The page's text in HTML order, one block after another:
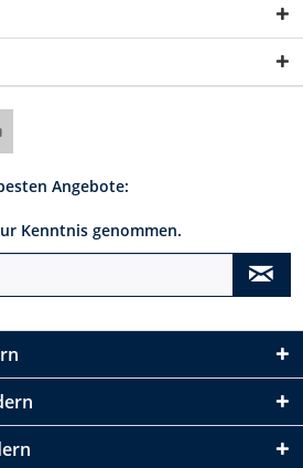
Angebote:
Kenntnis genommen.